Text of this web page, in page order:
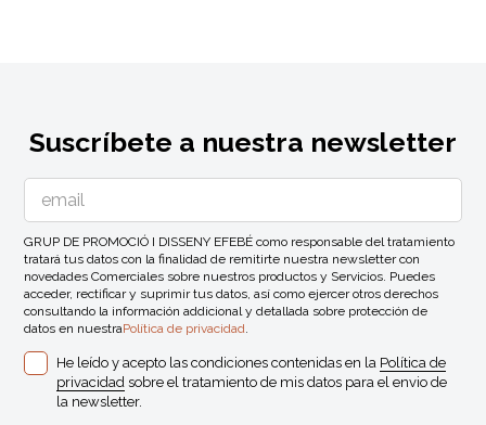
Suscríbete a nuestra newsletter
GRUP DE PROMOCIÓ I DISSENY EFEBÉ como responsable del tratamiento
tratará tus datos con la finalidad de remitirte nuestra newsletter con
novedades Comerciales sobre nuestros productos y Servicios. Puedes
acceder, rectificar y suprimir tus datos, así como ejercer otros derechos
consultando la información addicional y detallada sobre protección de
datos en nuestraPolítica de privacidad.
He leído y acepto las condiciones contenidas en la Política de
privacidad sobre el tratamiento de mis datos para el envio de
la newsletter.